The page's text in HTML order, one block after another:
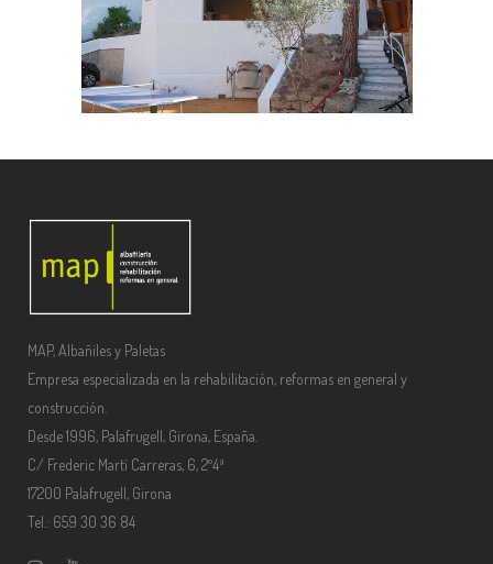
MAP, Albañiles y Paletas
Empresa especializada en la rehabilitación, reformas en general y
construcción.
Desde 1996, Palafrugell, Girona, España.
C/ Frederic Martí Carreras, 6, 2º4ª
17200 Palafrugell, Girona
Tel.: 659 30 36 84